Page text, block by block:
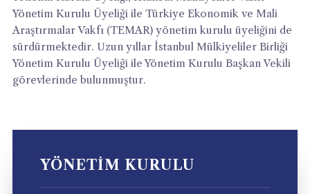
Yönetim Kurulu Üyeliği ile Türkiye Ekonomik ve Mali
Araştırmalar Vakfı (TEMAR) yönetim kurulu üyeliğini de
sürdürmektedir. Uzun yıllar İstanbul Mülkiyeliler Birliği
Yönetim Kurulu Üyeliği ile Yönetim Kurulu Başkan Vekili
görevlerinde bulunmuştur.
YÖNETIM KURULU